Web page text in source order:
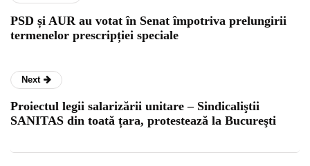
PSD și AUR au votat în Senat împotriva prelungirii
termenelor prescripției speciale
Next
Proiectul legii salarizării unitare – Sindicaliştii
SANITAS din toată țara, protestează la Bucureşti